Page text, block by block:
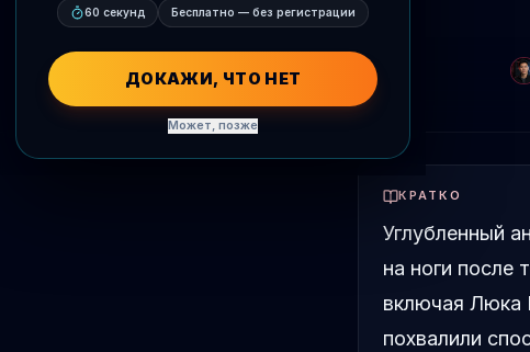
КРАТКО
Углубленный
на ноги после
включая Люка
похвалили
60 секунд Бесплатно — без регистрации
ДОКАЖИ, ЧТО НЕТ
Может, позже